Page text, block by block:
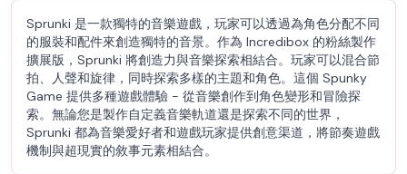
Sprunki 是一款獨特的音樂遊戲，玩家可以透過為角色分配不同
的服裝和配件來創造獨特的音景。作為 Incredibox 的粉絲製作
擴展版，Sprunki 將創造力與音樂探索相結合。玩家可以混合節
拍、人聲和旋律，同時探索多樣的主題和角色。這個 Spunky
Game 提供多種遊戲體驗 - 從音樂創作到角色變形和冒險探
索。無論您是製作自定義音樂軌道還是探索不同的世界，
Sprunki 都為音樂愛好者和遊戲玩家提供創意渠道，將節奏遊戲
機制與超現實的敘事元素相結合。